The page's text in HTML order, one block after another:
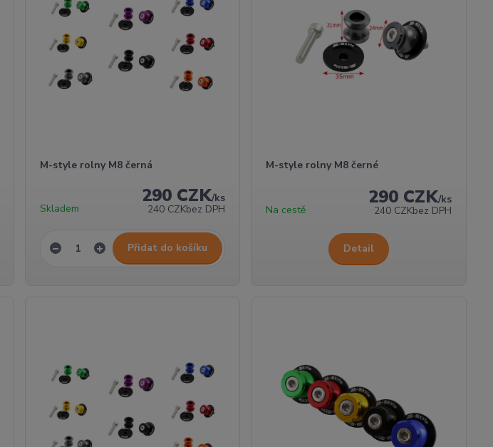
M-style rolny M8 černá
290 CZK/ks
240 CZKbez DPH
Skladem
Přidat do košíku
M-style rolny M8 černé
290 CZK/ks
240 CZKbez DPH
Na cestě
Detail